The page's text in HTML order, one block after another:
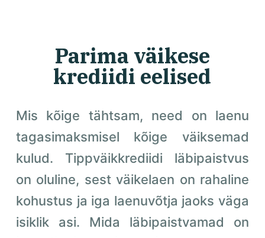
Parima väikese
krediidi eelised
Mis kõige tähtsam, need on laenu
tagasimaksmisel kõige väiksemad
kulud. Tippväikkrediidi läbipaistvus
on oluline, sest väikelaen on rahaline
kohustus ja iga laenuvõtja jaoks väga
isiklik asi. Mida läbipaistvamad on